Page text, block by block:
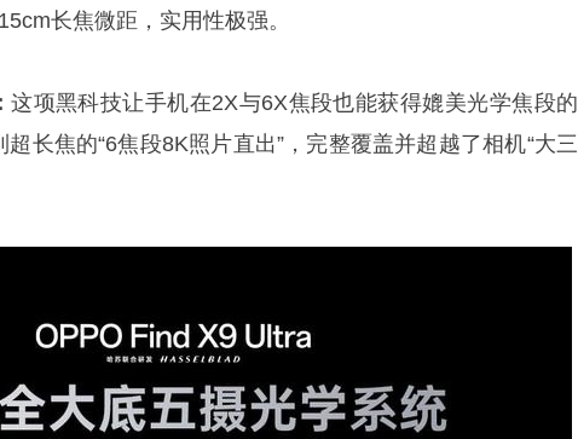
长焦微距，实用性极强。
这项黑科技让手机在2X与6X焦段也能获得媲美光学焦段的
长焦的“6焦段8K照片直出”，完整覆盖并超越了相机“大三